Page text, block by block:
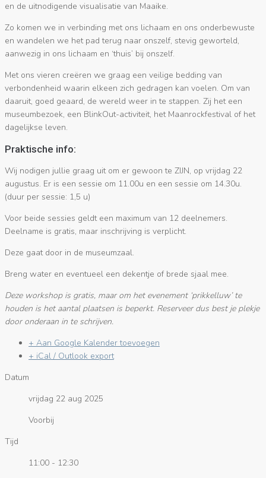
en de uitnodigende visualisatie van Maaike.
Zo komen we in verbinding met ons lichaam en ons onderbewuste
en wandelen we het pad terug naar onszelf, stevig geworteld,
aanwezig in ons lichaam en ‘thuis’ bij onszelf.
Met ons vieren creëren we graag een veilige bedding van
verbondenheid waarin elkeen zich gedragen kan voelen. Om van
daaruit, goed geaard, de wereld weer in te stappen. Zij het een
museumbezoek, een BlinkOut-activiteit, het Maanrockfestival of het
dagelijkse leven.
Praktische info:
Wij nodigen jullie graag uit om er gewoon te ZIJN, op vrijdag 22
augustus. Er is een sessie om 11.00u en een sessie om 14.30u.
(duur per sessie: 1,5 u)
Voor beide sessies geldt een maximum van 12 deelnemers.
Deelname is gratis, maar inschrijving is verplicht.
Deze gaat door in de museumzaal.
Breng water en eventueel een dekentje of brede sjaal mee.
Deze workshop is gratis, maar om het evenement ‘prikkelluw’ te
houden is het aantal plaatsen is beperkt. Reserveer dus best je plekje
door onderaan in te schrijven.
+ Aan Google Kalender toevoegen
+ iCal / Outlook export
Datum
vrijdag 22 aug 2025
Voorbij
Tijd
11:00 - 12:30